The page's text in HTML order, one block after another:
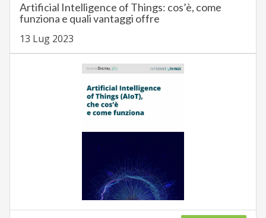
Artificial Intelligence of Things: cos’è, come
funziona e quali vantaggi offre
13 Lug 2023